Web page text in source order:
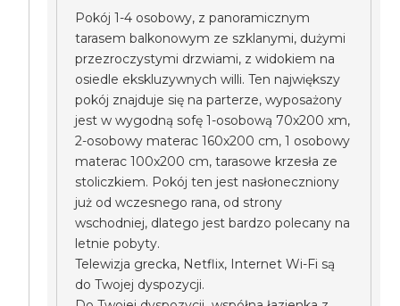
Pokój 1-4 osobowy, z panoramicznym
tarasem balkonowym ze szklanymi, dużymi
przezroczystymi drzwiami, z widokiem na
osiedle ekskluzywnych willi. Ten największy
pokój znajduje się na parterze, wyposażony
jest w wygodną sofę 1-osobową 70x200 xm,
2-osobowy materac 160x200 cm, 1 osobowy
materac 100x200 cm, tarasowe krzesła ze
stoliczkiem. Pokój ten jest nasłoneczniony
już od wczesnego rana, od strony
wschodniej, dlatego jest bardzo polecany na
letnie pobyty.
Telewizja grecka, Netflix, Internet Wi-Fi są
do Twojej dyspozycji.